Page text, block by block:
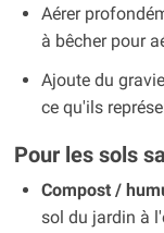
Aérer
à bêcher pour
Ajoute du
ce qu'ils
Pour les sols
Compost /
sol du jardin à